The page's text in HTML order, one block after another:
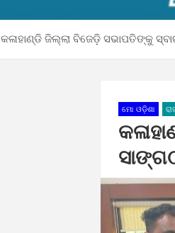
କଳାହାଣ୍ଡି ଜିଲ୍ଲା ବିଜେଡ଼ି ସଭାପତିଙ୍କୁ
ମୋ ଓଡ଼ିଶା